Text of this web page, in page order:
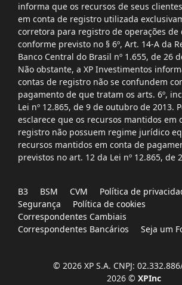
informa que os recursos de seus
em conta de registro utilizada
corretora para registro de operações de
conforme previsto no § 6º, Art. 14-A da
Banco Central do Brasil nº 1.655, de 26
Não obstante, a XP Investimentos
contas de registro não se confundem
pagamento de que tratam os arts. 6º,
Lei nº 12.865, de 9 de outubro de 2013.
esclarece que os recursos mantidos em
registro não possuem regime jurídico
recursos mantidos em conta de
previstos no art. 12 da Lei nº 12.865, de
B3 BSM CVM
Política de
Segurança
Política de cookies
Correspondentes Cambiais
Correspondentes Bancários
Seja um
© 2026 XP S.A. CNPJ:
2026 © XPInc